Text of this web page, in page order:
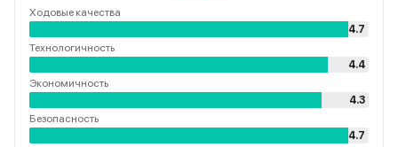
Ходовые качества
4.7
Технологичность
4.4
Экономичность
4.3
Безопасность
4.7